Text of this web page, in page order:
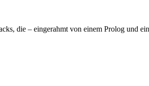
die – eingerahmt von einem Prolog und